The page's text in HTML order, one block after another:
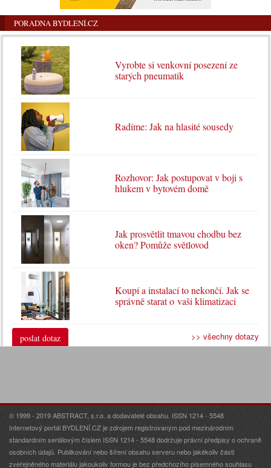
PORADNA BYDLENÍ.CZ
Vyrobte si venkovní posezení ze
starých pneumatik
Radíme: Jak na hlasité sousedy
Rozhovor: Jak postupovat v boji s
hlukem v bytovém domě
Jak prosvětlit tmavou chodbu bez
oken? Pomůže světlovod
Koupí a instalací to nekončí. Jak se
správně starat o vaši klimatizaci
poslat dotaz >> všechny dotazy
© 1999 - 2019 ABSTRACT, s.r.o. a dodavatelé obsahu. ISSN 1214 - 5548
Internetový portál BYDLENÍ.CZ je zdrojem registrovaným pod mezinárodním
standardním seriálovým číslem ISSN 1214 - 5548 dodržuje právní předpisy o ochraně
osobních údajů. Publikování nebo šíření obsahu serveru nebo jakékoliv části
zveřejněného materiálu jakoukoliv formou je bez předchozího písemného souhlasu